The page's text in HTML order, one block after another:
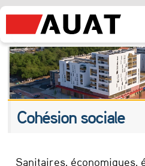
Cohésion sociale
Sanitaires, économiques,